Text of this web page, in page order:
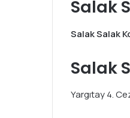
Salak
Salak Salak
Salak
Yargıtay 4.